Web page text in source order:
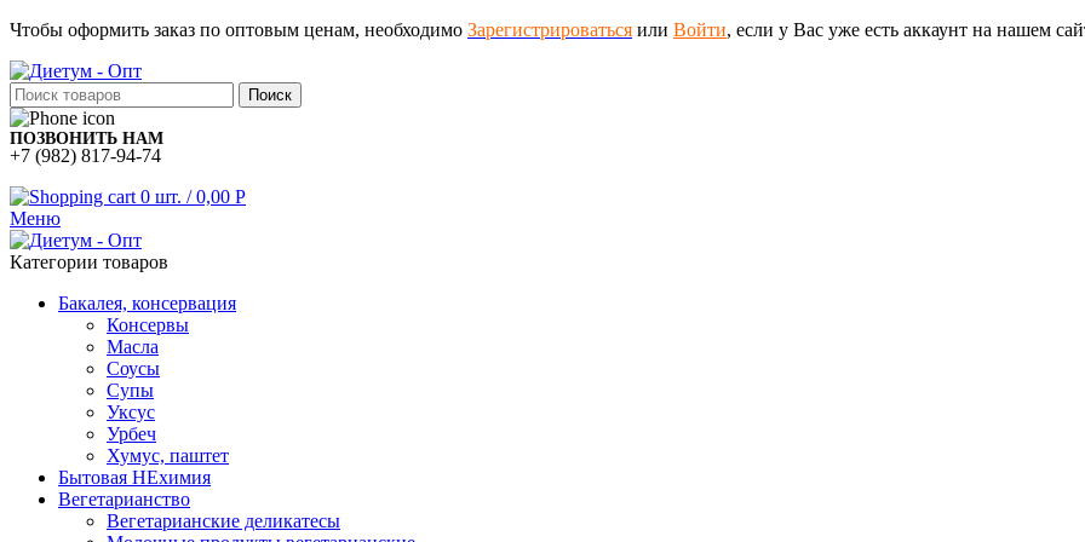
Чтобы оформить заказ по оптовым ценам, необходимо Зарегистрироваться или Войти, если у Вас уже есть аккаунт на нашем
Поиск
ПОЗВОНИТЬ НАМ
+7 (982) 817-94-74
0 шт. / 0,00 Р
Меню
Категории товаров
Бакалея, консервация
Консервы
Масла
Соусы
Супы
Уксус
Урбеч
Хумус, паштет
Бытовая НЕхимия
Вегетарианство
Вегетарианские деликатесы